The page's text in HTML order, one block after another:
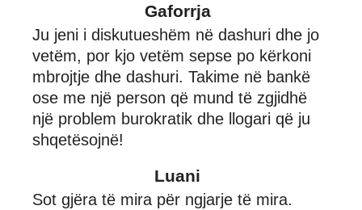
Gaforrja
Ju jeni i diskutueshëm në dashuri dhe jo
vetëm, por kjo vetëm sepse po kërkoni
mbrojtje dhe dashuri. Takime në bankë
ose me një person që mund të zgjidhë
një problem burokratik dhe llogari që ju
shqetësojnë!
Luani
Sot gjëra të mira për ngjarje të mira.